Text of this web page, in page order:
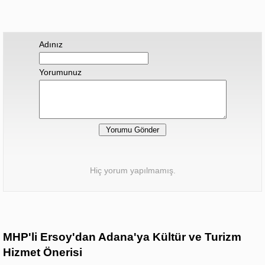
Adınız
Yorumunuz
Hiç yorum yapılmamış.
MHP'li Ersoy'dan Adana'ya Kültür ve Turizm
Hizmet Önerisi